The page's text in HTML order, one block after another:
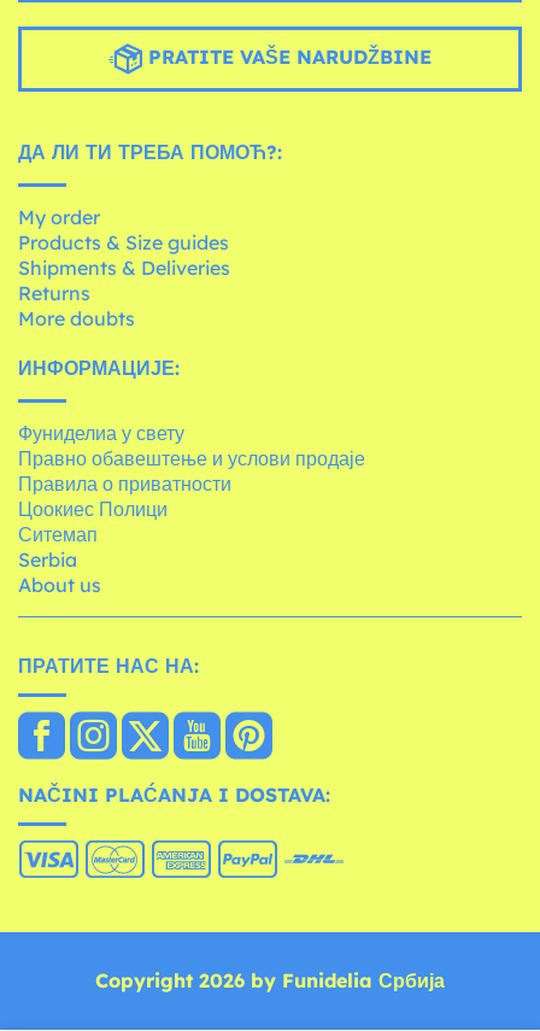
PRATITE VAŠE NARUDŽBINE
ДА ЛИ ТИ ТРЕБА ПОМОЋ?:
My order
Products & Size guides
Shipments & Deliveries
Returns
More doubts
ИНФОРМАЦИЈЕ:
Фуниделиа у свету
Правно обавештење и услови продаје
Правила о приватности
Цоокиес Полици
Ситемап
Serbia
About us
ПРАТИТЕ НАС НА:
NAČINI PLAĆANJA I DOSTAVA:
Copyright 2026 by Funidelia Србија